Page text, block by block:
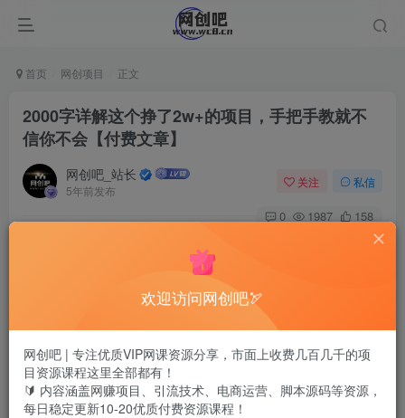
首页 网创项目 正文
2000字详解这个挣了2w+的项目，手把手教就不
信你不会【付费文章】
网创吧_站长
5年前发布
关注 私信
0 1987 158
欢迎访问网创吧🏹
网创吧 | 专注优质VIP网课资源分享，市面上收费几百几千的项
目资源课程这里全部都有！
🔰 内容涵盖网赚项目、引流技术、电商运营、脚本源码等资源，
每日稳定更新10-20优质付费资源课程！